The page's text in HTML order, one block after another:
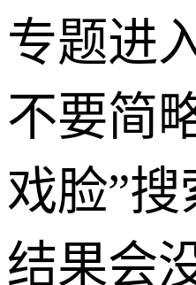
专题进
不要简
戏脸”
结果会